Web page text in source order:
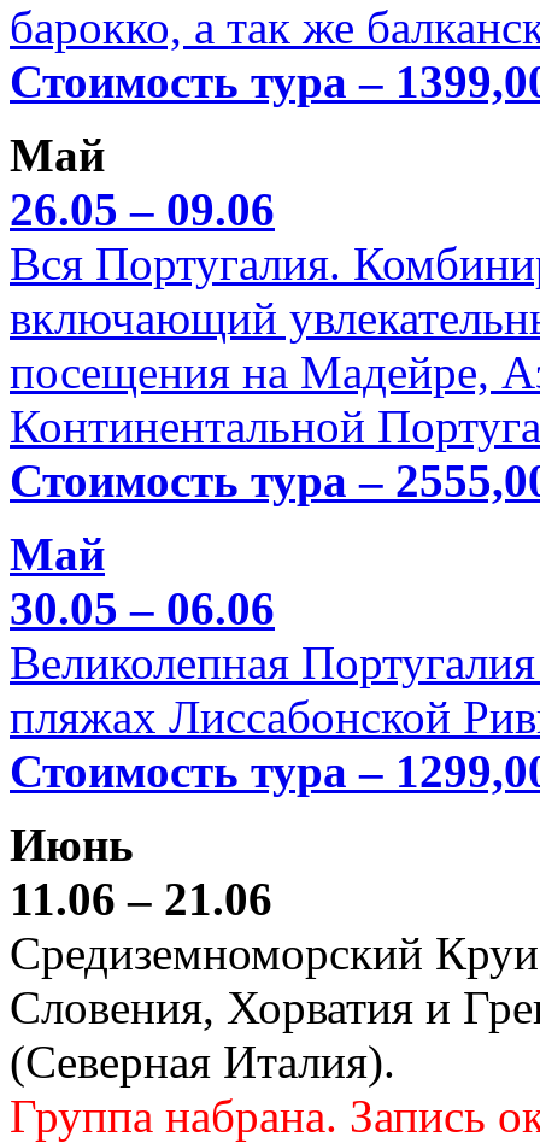
барокко, а так же
Стоимость тура –
Май
26.05 – 09.06
Вся Португалия.
включающий
посещения на Мадейре,
Континентальной
Стоимость тура –
Май
30.05 – 06.06
Великолепная
пляжах Лиссабонской
Стоимость тура –
Июнь
11.06 – 21.06
Средиземноморский
Словения, Хорватия и
(Северная Италия).
Группа набрана. Запись